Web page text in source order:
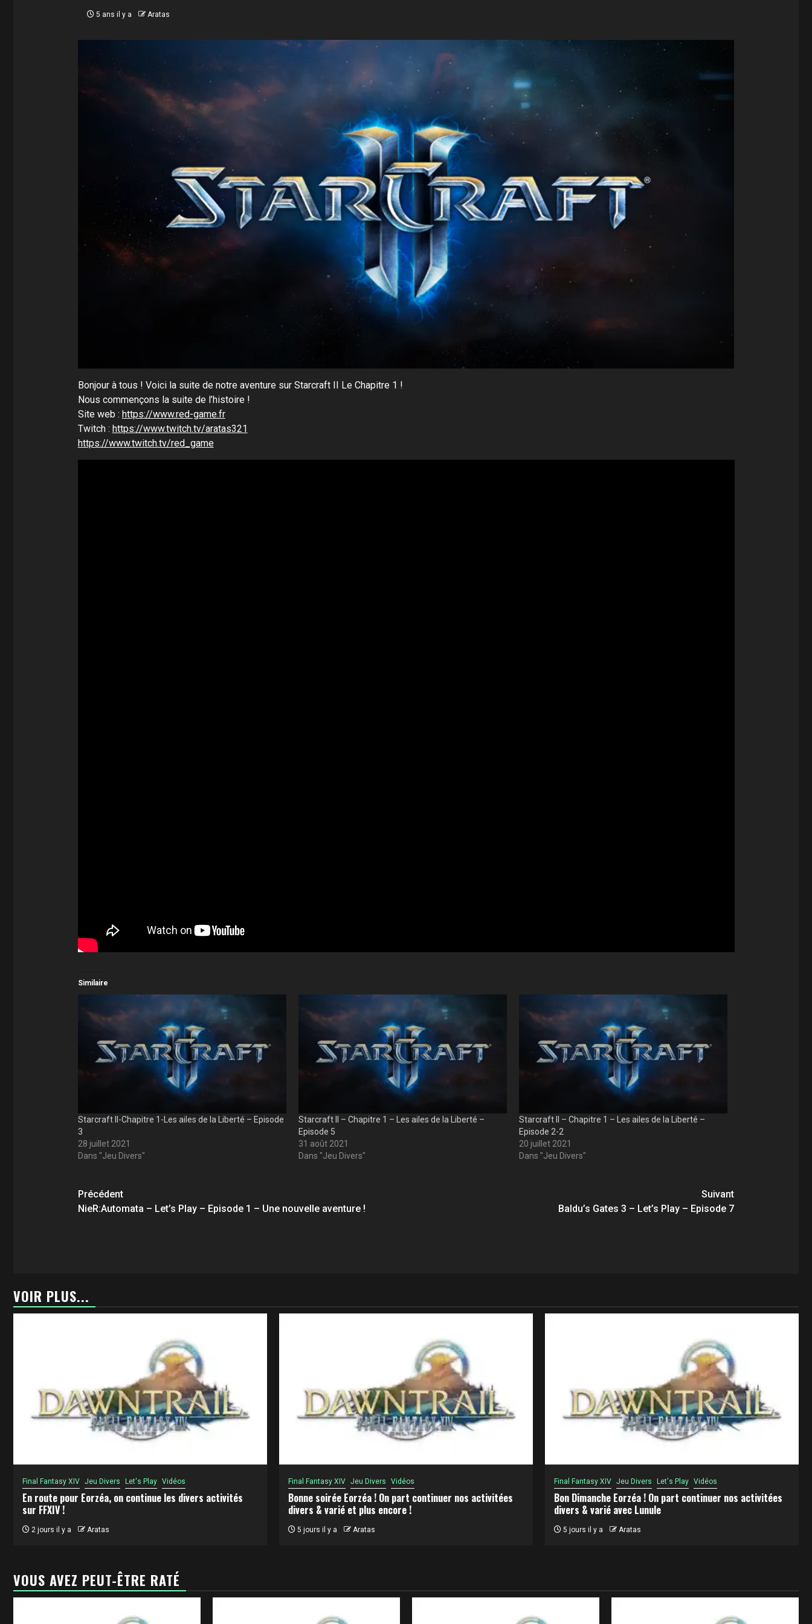
5 ans il y a Aratas
Bonjour à tous ! Voici la suite de notre aventure sur Starcraft II Le Chapitre 1 !
Nous commençons la suite de l’histoire !
Site web : https://www.red-game.fr
Twitch : https://www.twitch.tv/aratas321
https://www.twitch.tv/red_game
Similaire
Starcraft II-Chapitre 1-Les ailes de la Liberté – Episode
3
28 juillet 2021
Dans "Jeu Divers"
Starcraft II – Chapitre 1 – Les ailes de la Liberté –
Episode 5
31 août 2021
Dans "Jeu Divers"
Starcraft II – Chapitre 1 – Les ailes de la Liberté –
Episode 2-2
20 juillet 2021
Dans "Jeu Divers"
Navigation
d’article
Précédent
NieR:Automata – Let’s Play – Episode 1 – Une nouvelle aventure !
Suivant
Baldu’s Gates 3 – Let’s Play – Episode 7
VOIR PLUS...
Final Fantasy XIV Jeu Divers Let's Play Vidéos
En route pour Eorzéa, on continue les divers activités
sur FFXIV !
2 jours il y a Aratas
Final Fantasy XIV Jeu Divers Vidéos
Bonne soirée Eorzéa ! On part continuer nos activitées
divers & varié et plus encore !
5 jours il y a Aratas
Final Fantasy XIV Jeu Divers Let's Play Vidéos
Bon Dimanche Eorzéa ! On part continuer nos activitées
divers & varié avec Lunule
5 jours il y a Aratas
VOUS AVEZ PEUT-ÊTRE RATÉ